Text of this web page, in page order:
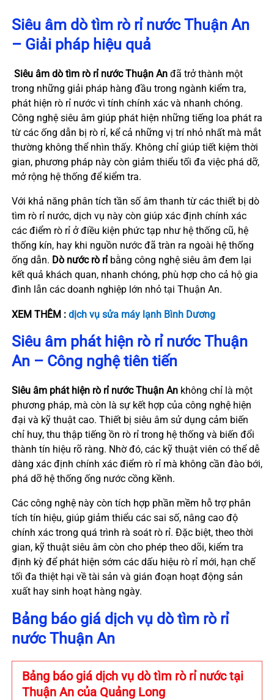
Siêu âm dò tìm rò rỉ nước Thuận An
– Giải pháp hiệu quả
Siêu âm dò tìm rò rỉ nước Thuận Anđã trở thành một
trong những giải pháp hàng đầu trong ngành kiểm tra,
phát hiện rò rỉ nước vì tính chính xác và nhanh chóng.
Công nghệ siêu âm giúp phát hiện những tiếng loa phát ra
từ các ống dẫn bị rò rỉ, kể cả những vị trí nhỏ nhất mà mắt
thường không thể nhìn thấy. Không chỉ giúp tiết kiệm thời
gian, phương pháp này còn giảm thiểu tối đa việc phá dỡ,
mở rộng hệ thống để kiểm tra.
Với khả năng phân tích tần số âm thanh từ các thiết bị dò
tìm rò rỉ nước, dịch vụ này còn giúp xác định chính xác
các điểm rò rỉ ở điều kiện phức tạp như hệ thống cũ, hệ
thống kín, hay khi nguồn nước đã tràn ra ngoài hệ thống
ống dẫn. Dò nước rò rỉbằng công nghệ siêu âm đem lại
kết quả khách quan, nhanh chóng, phù hợp cho cả hộ gia
đình lẫn các doanh nghiệp lớn nhỏ tại Thuận An.
XEM THÊM : dịch vụ sửa máy lạnh Bình Dương
Siêu âm phát hiện rò rỉ nước Thuận
An – Công nghệ tiên tiến
Siêu âm phát hiện rò rỉ nước Thuận Ankhông chỉ là một
phương pháp, mà còn là sự kết hợp của công nghệ hiện
đại và kỹ thuật cao. Thiết bị siêu âm sử dụng cảm biến
chỉ huy, thu thập tiếng ồn rò rỉ trong hệ thống và biến đổi
thành tín hiệu rõ ràng. Nhờ đó, các kỹ thuật viên có thể dễ
dàng xác định chính xác điểm rò rỉ mà không cần đào bới,
phá dỡ hệ thống ống nước cồng kềnh.
Các công nghệ này còn tích hợp phần mềm hỗ trợ phân
tích tín hiệu, giúp giảm thiểu các sai số, nâng cao độ
chính xác trong quá trình rà soát rò rỉ. Đặc biệt, theo thời
gian, kỹ thuật siêu âm còn cho phép theo dõi, kiểm tra
định kỳ để phát hiện sớm các dấu hiệu rò rỉ mới, hạn chế
tối đa thiệt hại về tài sản và gián đoạn hoạt động sản
xuất hay sinh hoạt hàng ngày.
Bảng báo giá dịch vụ dò tìm rò rỉ
nước Thuận An
Bảng báo giá dịch vụ dò tìm rò rỉ nước tại
Thuận An của Quảng Long